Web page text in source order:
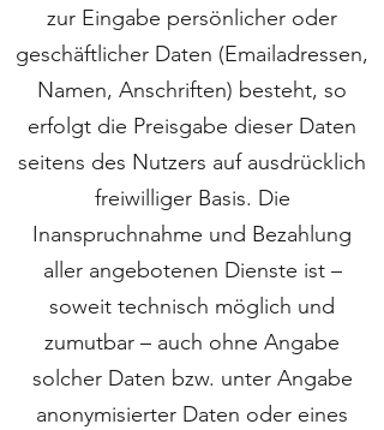
zur Eingabe persönlicher oder
geschäftlicher Daten (Emailadressen,
Namen, Anschriften) besteht, so
erfolgt die Preisgabe dieser Daten
seitens des Nutzers auf ausdrücklich
freiwilliger Basis. Die
Inanspruchnahme und Bezahlung
aller angebotenen Dienste ist –
soweit technisch möglich und
zumutbar – auch ohne Angabe
solcher Daten bzw. unter Angabe
anonymisierter Daten oder eines